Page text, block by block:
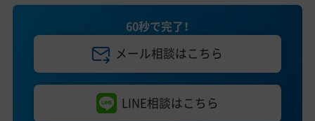
60秒で完了！
メール相談はこちら
LINE相談はこちら